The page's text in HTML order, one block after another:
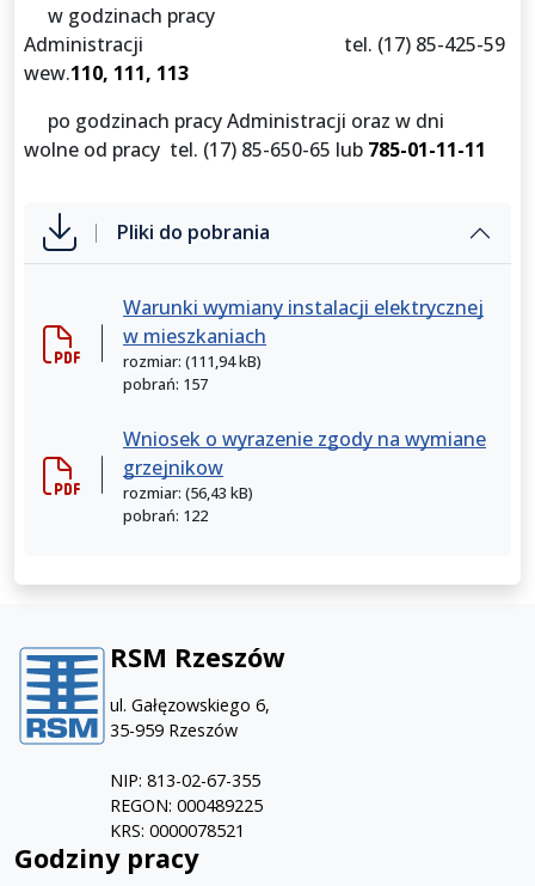
w godzinach pracy
Administracji tel. (17) 85-425-59
wew.110, 111, 113
po godzinach pracy Administracji oraz w dni
wolne od pracy tel. (17) 85-650-65 lub 785-01-11-11
Pliki do pobrania
Warunki wymiany instalacji elektrycznej
w mieszkaniach
rozmiar: (111,94 kB)
pobrań: 157
Wniosek o wyrazenie zgody na wymiane
grzejnikow
rozmiar: (56,43 kB)
pobrań: 122
RSM Rzeszów
ul. Gałęzowskiego 6,
35-959 Rzeszów
NIP: 813-02-67-355
REGON: 000489225
KRS: 0000078521
Godziny pracy